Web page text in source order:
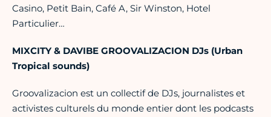
Casino, Petit Bain, Café A, Sir Winston, Hotel
Particulier…
MIXCITY & DAVIBE GROOVALIZACION DJs (Urban
Tropical sounds)
Groovalizacion est un collectif de DJs, journalistes et
activistes culturels du monde entier dont les podcasts